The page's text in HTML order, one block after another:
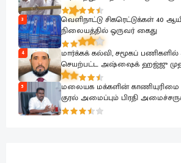
3
வெளிநாட்டு சிகரெட்டுக்கள் 40
நிலையத்தில் ஒருவர் கைது
4
மார்க்கக் கல்வி, சமூகப்
செயற்பட்ட அஷ்ஷைக் ஹஜ்ஜு
பேரிழப்பாகும்; அம்பாறை
ஆழ்ந்த கவலை.!
5
மலையக மக்களின்
குரல் அமைப்பும் பிரதி
கலந்துரையாடல்